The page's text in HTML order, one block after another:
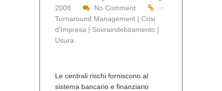
2008
No Comment
in
Turnaround Management | Crisi
d'Impresa | Sovraindebitamento |
Usura
Le centrali rischi forniscono al
sistema bancario e finanziario